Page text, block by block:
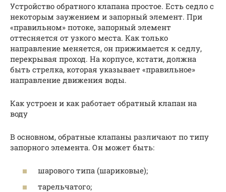
Устройство обратного клапана простое. Есть седло с
некоторым заужением и запорный элемент. При
«правильном» потоке, запорный элемент
оттесняется от узкого места. Как только
направление меняется, он прижимается к седлу,
перекрывая проход. На корпусе, кстати, должна
быть стрелка, которая указывает «правильное»
направление движения воды.
Как устроен и как работает обратный клапан на
воду
В основном, обратные клапаны различают по типу
запорного элемента. Он может быть:
шарового типа (шариковые);
тарельчатого;